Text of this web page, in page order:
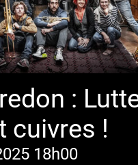
:
cuivres !
18h00